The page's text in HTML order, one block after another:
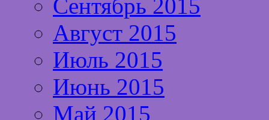
Сентябрь 2015
Август 2015
Июль 2015
Июнь 2015
Май 2015